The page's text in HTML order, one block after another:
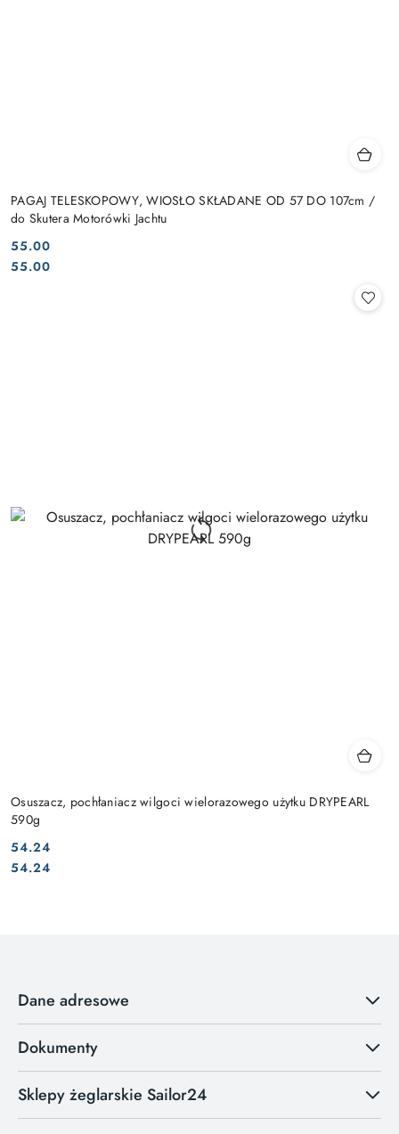
PAGAJ TELESKOPOWY, WIOSŁO SKŁADANE OD 57 DO 107cm /
do Skutera Motorówki Jachtu
Cena:
55.00
Cena:
55.00
Osuszacz, pochłaniacz wilgoci wielorazowego użytku DRYPEARL
590g
Cena:
54.24
Cena:
54.24
Dane adresowe
Dokumenty
Sklepy żeglarskie Sailor24